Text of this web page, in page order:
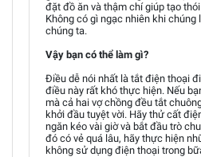
đặt đồ ăn và thậm chí giúp tạo
Không có gì ngạc nhiên khi chúng
chúng ta.
Vậy bạn có thể làm gì?
Điều dễ nói nhất là tắt điện thoại
điều này rất khó thực hiện. Nếu
mà cả hai vợ chồng đều tắt
khởi đầu tuyệt vời. Hãy thử cất
ngăn kéo vài giờ và bắt đầu trò
đó có vẻ quá lâu, hãy thực hiện
không sử dụng điện thoại trong